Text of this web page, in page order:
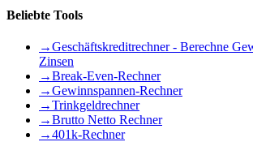
Beliebte Tools
→Geschäftskreditrechner - Berechne
Zinsen
→Break-Even-Rechner
→Gewinnspannen-Rechner
→Trinkgeldrechner
→Brutto Netto Rechner
→401k-Rechner